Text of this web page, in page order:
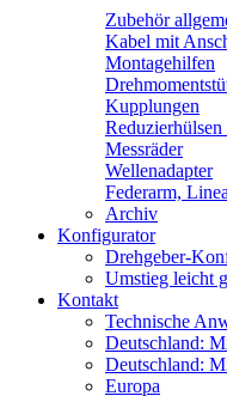
Zubehör
Kabel mit
Montagehilfen
Kupplungen
Messräder
Wellenadapter
Federarm,
Archiv
Konfigurator
Drehgeber-
Umstieg leicht
Kontakt
Technische
Deutschland:
Deutschland:
Europa